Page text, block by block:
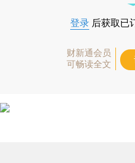
登录 后获取已
财新通会员
可畅读全文